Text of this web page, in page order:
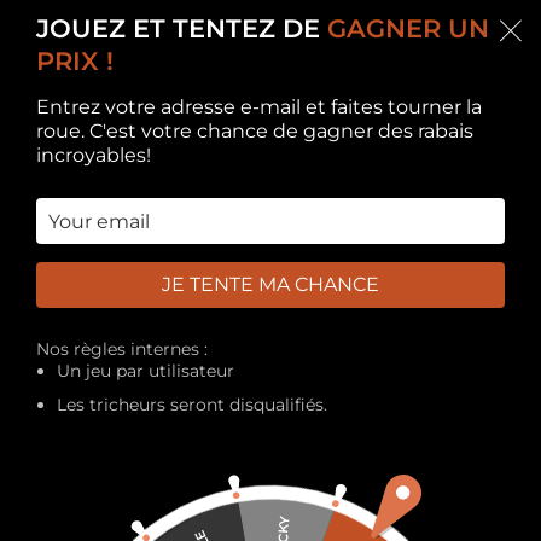
Nous expédions depuisla France (pas de Dropshipping!). Livraison à
domicile offerte sous
2 à 4 jours ouvrés par Colissimo.
Accueil
Puzzle en bois "Creatif'Puzzle"
JOUEZ ET TENTEZ DE GAGNER UN
PRIX !
Entrez votre adresse e-mail et faites tourner la
roue. C'est votre chance de gagner des rabais
incroyables!
JE TENTE MA CHANCE
Nos règles internes :
Un jeu par utilisateur
Les tricheurs seront disqualifiés.